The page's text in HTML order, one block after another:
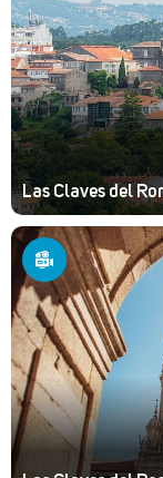
Las Claves del